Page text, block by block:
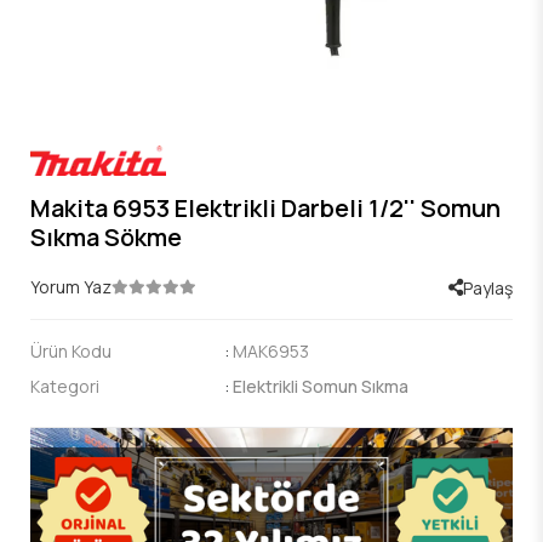
Makita 6953 Elektrikli Darbeli 1/2'' Somun
Sıkma Sökme
Yorum Yaz Paylaş
Ürün Kodu : MAK6953
Kategori
: Elektrikli Somun Sıkma